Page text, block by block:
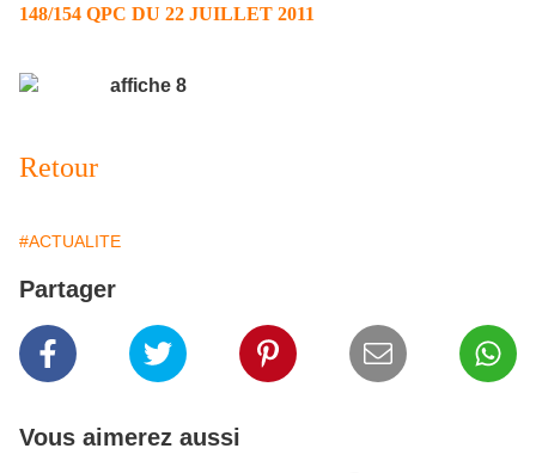
148/154 QPC DU 22 JUILLET 2011
Retour
#ACTUALITE
Partager
Vous aimerez aussi